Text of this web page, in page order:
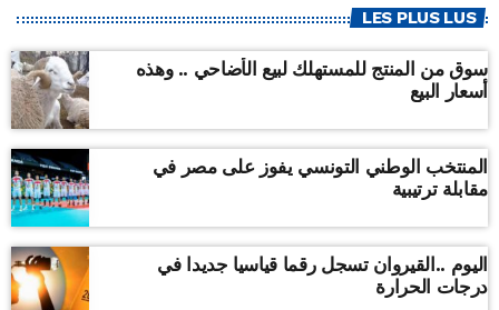
LES PLUS LUS
سوق من المنتج للمستهلك لبيع الأضاحي .. وهذه
أسعار البيع
المنتخب الوطني التونسي يفوز على مصر في
مقابلة ترتيبية
اليوم ..القيروان تسجل رقما قياسيا جديدا في
درجات الحرارة